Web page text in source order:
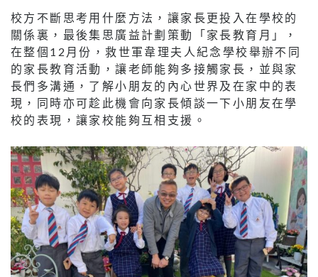
校方不斷思考用什麼方法，讓家長更投入在學校的
關係裏，最後集思廣益計劃策動「家長教育月」，
在整個12月份，救世軍韋理夫人紀念學校舉辦不同
的家長教育活動，讓老師能夠多接觸家長，並與家
長們多溝通，了解小朋友的內心世界及在家中的表
現，同時亦可趁此機會向家長傾談一下小朋友在學
校的表現，讓家校能夠互相支援。